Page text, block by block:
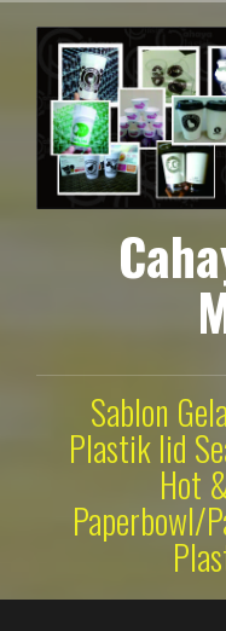
konten
Sablon
Plastik lid
Hot
Paperbowl/